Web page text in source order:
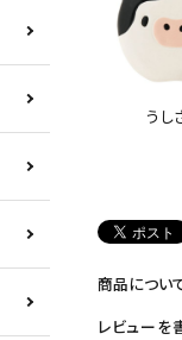
うし
商品につい
レビューを